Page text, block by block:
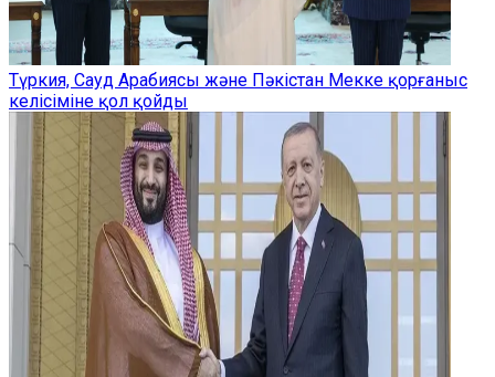
Түркия, Сауд Арабиясы және Пәкістан Мекке қорғаныс
келісіміне қол қойды